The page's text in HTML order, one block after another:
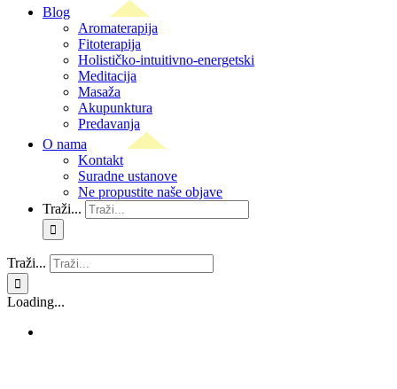
Blog
Aromaterapija
Fitoterapija
Holističko-intuitivno-energetski
Meditacija
Masaža
Akupunktura
Predavanja
O nama
Kontakt
Suradne ustanove
Ne propustite naše objave
Traži...
Traži...
Loading...